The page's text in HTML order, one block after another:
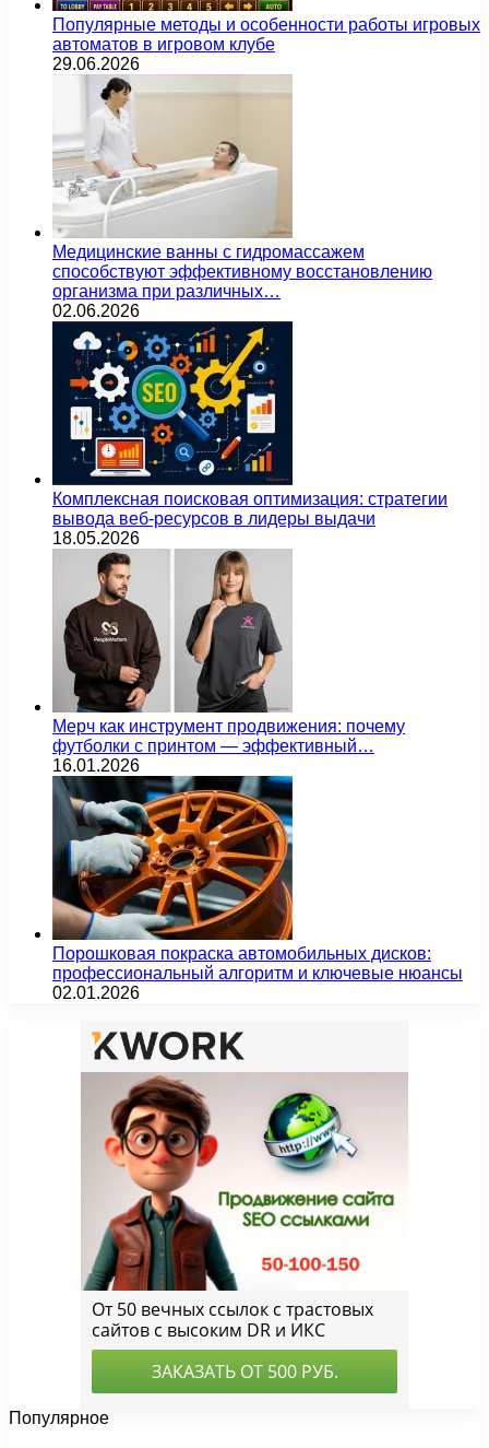
Популярные методы и особенности работы игровых
автоматов в игровом клубе
29.06.2026
Медицинские ванны с гидромассажем
способствуют эффективному восстановлению
организма при различных…
02.06.2026
Комплексная поисковая оптимизация: стратегии
вывода веб-ресурсов в лидеры выдачи
18.05.2026
Мерч как инструмент продвижения: почему
футболки с принтом — эффективный…
16.01.2026
Порошковая покраска автомобильных дисков:
профессиональный алгоритм и ключевые нюансы
02.01.2026
Популярное